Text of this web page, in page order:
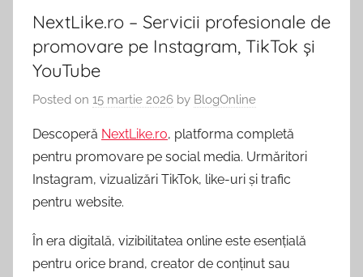
tot
ce
te
intereseaza.
Presa,
Promovare
NextLike.ro – Servicii profesionale de
promovare pe Instagram, TikTok și
YouTube
Posted on 15 martie 2026 by BlogOnline
Descoperă NextLike.ro, platforma completă
pentru promovare pe social media. Urmăritori
Instagram, vizualizări TikTok, like-uri și trafic
pentru website.
În era digitală, vizibilitatea online este esențială
pentru orice brand, creator de conținut sau